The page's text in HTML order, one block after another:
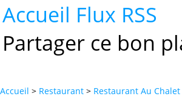
Accueil Flux RSS
Partager ce bon
Accueil > Restaurant > Restaurant Au Chalet